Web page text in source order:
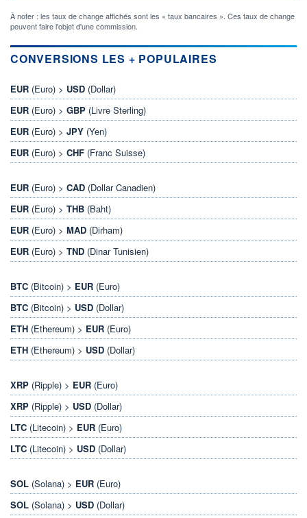
À noter : les taux de change affichés sont les « taux bancaires ». Ces taux de change
peuvent faire l'objet d'une commission.
CONVERSIONS LES + POPULAIRES
EUR (Euro) > USD (Dollar)
EUR (Euro) > GBP (Livre Sterling)
EUR (Euro) > JPY (Yen)
EUR (Euro) > CHF (Franc Suisse)
EUR (Euro) > CAD (Dollar Canadien)
EUR (Euro) > THB (Baht)
EUR (Euro) > MAD (Dirham)
EUR (Euro) > TND (Dinar Tunisien)
BTC (Bitcoin) > EUR (Euro)
BTC (Bitcoin) > USD (Dollar)
ETH (Ethereum) > EUR (Euro)
ETH (Ethereum) > USD (Dollar)
XRP (Ripple) > EUR (Euro)
XRP (Ripple) > USD (Dollar)
LTC (Litecoin) > EUR (Euro)
LTC (Litecoin) > USD (Dollar)
SOL (Solana) > EUR (Euro)
SOL (Solana) > USD (Dollar)